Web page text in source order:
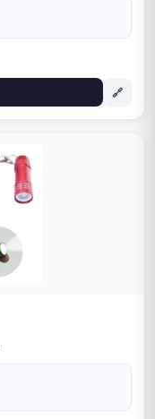
🔗